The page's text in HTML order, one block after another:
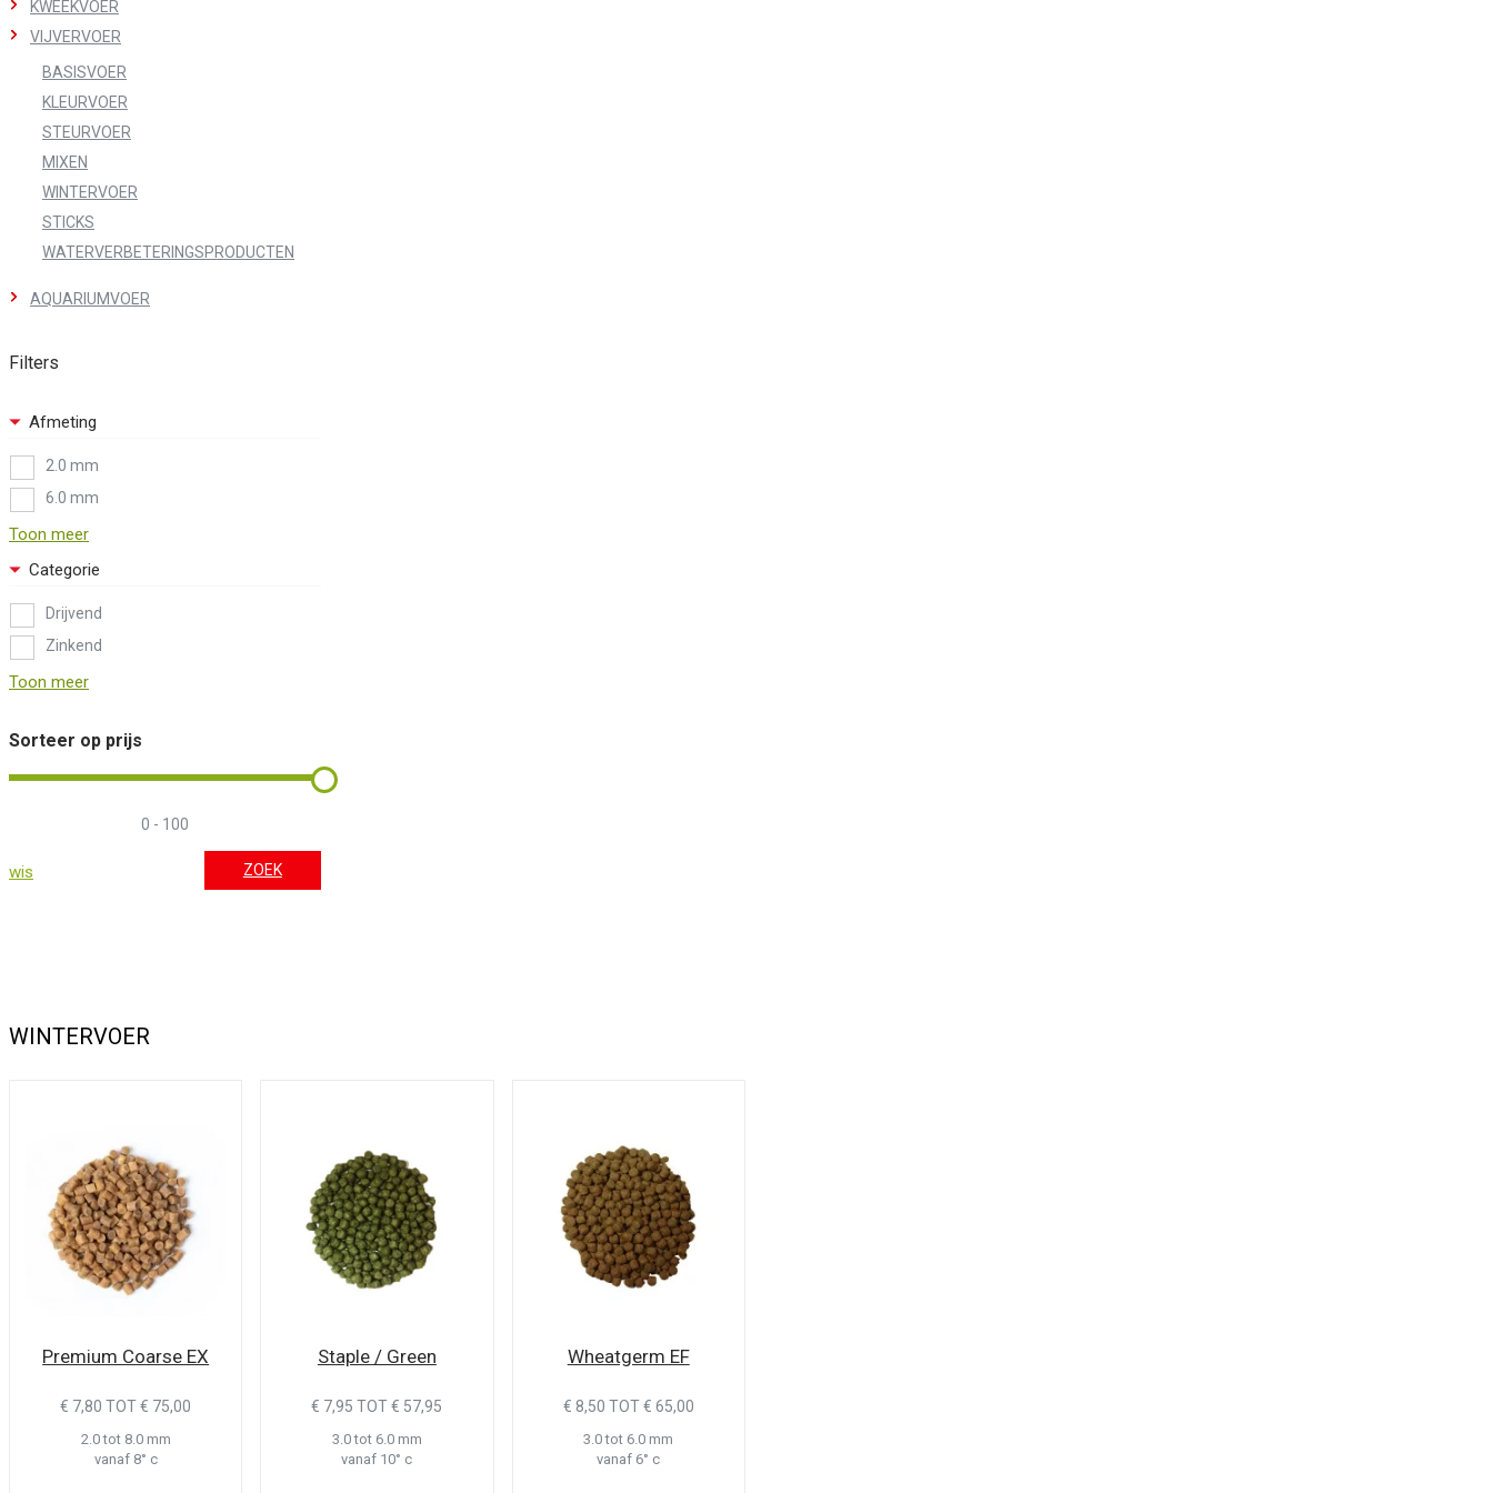
KWEEKVOER
VIJVERVOER
BASISVOER
KLEURVOER
STEURVOER
MIXEN
WINTERVOER
STICKS
WATERVERBETERINGSPRODUCTEN
AQUARIUMVOER
Filters
Afmeting
2.0 mm
6.0 mm
Toon meer
Categorie
Drijvend
Zinkend
Toon meer
Sorteer op prijs
ZOEK
wis
WINTERVOER
Premium Coarse EX
€ 7,80 TOT € 75,00
2.0 tot 8.0 mm
vanaf 8° c
Staple / Green
€ 7,95 TOT € 57,95
3.0 tot 6.0 mm
vanaf 10° c
Wheatgerm EF
€ 8,50 TOT € 65,00
3.0 tot 6.0 mm
vanaf 6° c